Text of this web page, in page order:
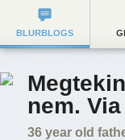
BLURBLOGS
nem.
36 year old